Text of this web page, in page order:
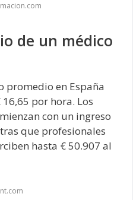
de un médico
promedio en España
por hora. Los
con un ingreso
que profesionales
hasta € 50.907 al